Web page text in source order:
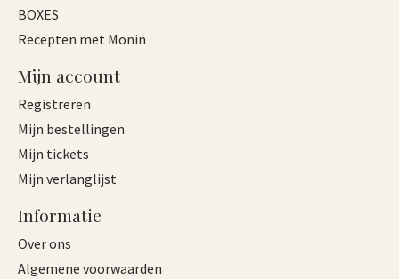
BOXES
Recepten met Monin
Mijn account
Registreren
Mijn bestellingen
Mijn tickets
Mijn verlanglijst
Informatie
Over ons
Algemene voorwaarden